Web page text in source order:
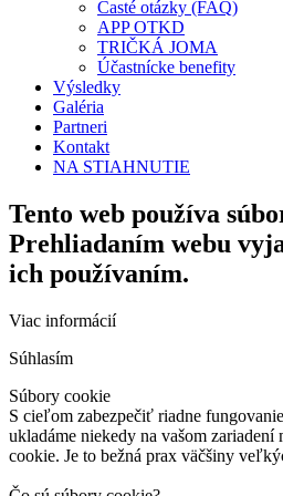
Časté otázky (FAQ)
APP OTKD
TRIČKÁ JOMA
Účastnícke benefity
Výsledky
Galéria
Partneri
Kontakt
NA STIAHNUTIE
Tento web používa
Prehliadaním webu
ich používaním.
Viac informácií
Súhlasím
Súbory cookie
S cieľom zabezpečiť riadne
ukladáme niekedy na vašom zariadení
cookie. Je to bežná prax väčšiny